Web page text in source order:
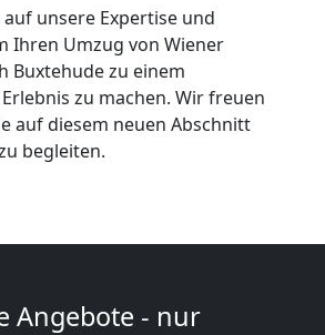
unsere Expertise und
Ihren Umzug von Wiener
Buxtehude zu einem
zu machen. Wir freuen
auf diesem neuen Abschnitt
begleiten.
Angebote - nur